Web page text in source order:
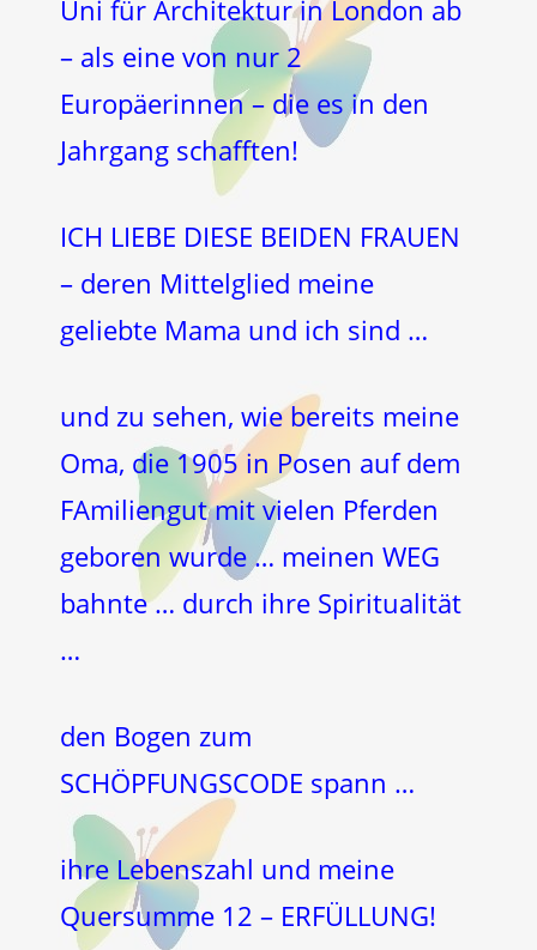
Uni für Architektur in London ab
– als eine von nur 2
Europäerinnen – die es in den
Jahrgang schafften!
ICH LIEBE DIESE BEIDEN FRAUEN
– deren Mittelglied meine
geliebte Mama und ich sind …
und zu sehen, wie bereits meine
Oma, die 1905 in Posen auf dem
FAmiliengut mit vielen Pferden
geboren wurde … meinen WEG
bahnte … durch ihre Spiritualität
…
den Bogen zum
SCHÖPFUNGSCODE spann …
ihre Lebenszahl und meine
Quersumme 12 – ERFÜLLUNG!